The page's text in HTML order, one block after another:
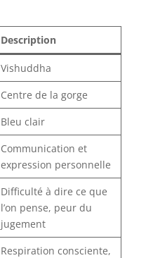
Description
Vishuddha
Centre de la gorge
Bleu clair
Communication et
expression personnelle
Difficulté à dire ce que
l’on pense, peur du
jugement
Respiration consciente,